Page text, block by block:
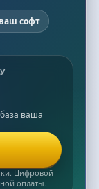
софт
ваша
Цифровой
оплаты.